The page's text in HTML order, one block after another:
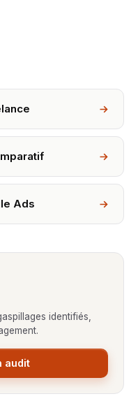
Ads
identifiés,
audit